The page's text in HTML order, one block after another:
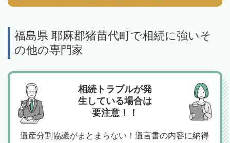
福島県 耶麻郡猪苗代町で相続に強いそ
の他の専門家
相続トラブルが発
生している場合は
要注意！！
遺産分割協議がまとまらない！遺言書の内容に納得